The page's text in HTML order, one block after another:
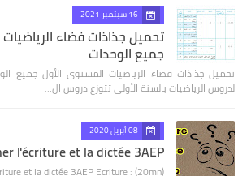
16 سبتمبر 2021
تحميل جذاذات فضاء
جميع الوحدات
تحميل جذاذات فضاء الرياضيات المستوى الأول جميع
لدروس الرياضيات بالسنة الأولى تتوزع دروس ال…
08 أبريل 2020
l'écriture et la dictée 3AEP
et la dictée 3AEP Ecriture : (20mn)